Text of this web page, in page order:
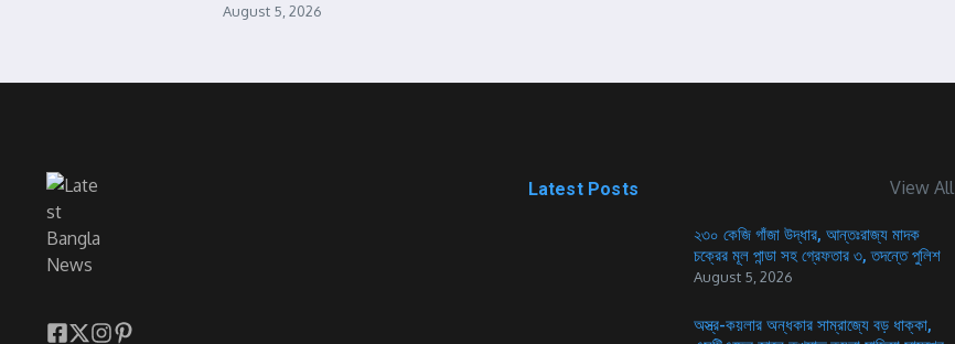
August 5, 2026
Latest Posts View All
২৩০ কেজি গাঁজা উদ্ধার, আন্তঃরাজ্য মাদক
চক্রের মূল পান্ডা সহ গ্রেফতার ৩, তদন্তে পুলিশ
August 5, 2026
অস্ত্র-কয়লার অন্ধকার সাম্রাজ্যে বড় ধাক্কা,